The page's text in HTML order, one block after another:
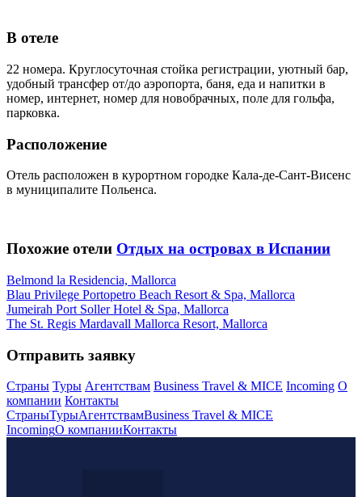
В отеле
22 номера. Круглосуточная стойка регистрации, уютный бар,
удобный трансфер от/до аэропорта, баня, еда и напитки в
номер, интернет, номер для новобрачных, поле для гольфа,
парковка.
Расположение
Отель расположен в курортном городке Кала-де-Сант-Висенс
в муниципалите Польенса.
Похожие отели Отдых на островах в Испании
Belmond la Residencia, Mallorca
Blau Privilege Portopetro Beach Resort & Spa, Mallorca
Jumeirah Port Soller Hotel & Spa, Mallorca
The St. Regis Mardavall Mallorca Resort, Mallorca
Отправить заявку
Страны Туры Агентствам Business Travel & MICE Incoming О
компании Контакты
СтраныТурыАгентствамBusiness Travel & MICE
IncomingО компанииКонтакты